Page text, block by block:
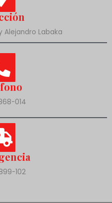
Alejandro Labaka
014
102